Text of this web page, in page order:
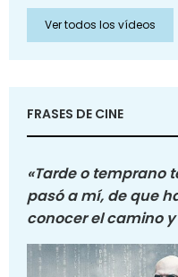
Ver todos los vídeos
FRASES DE CINE
«Tarde o temprano
pasó a mí, de que
conocer el camino y